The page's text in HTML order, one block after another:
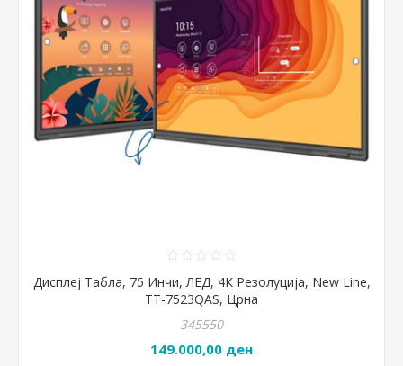
Дисплеј Табла, 75 Инчи, ЛЕД, 4К Резолуција, New Line,
TT-7523QAS, Црна
345550
149.000,00 ден